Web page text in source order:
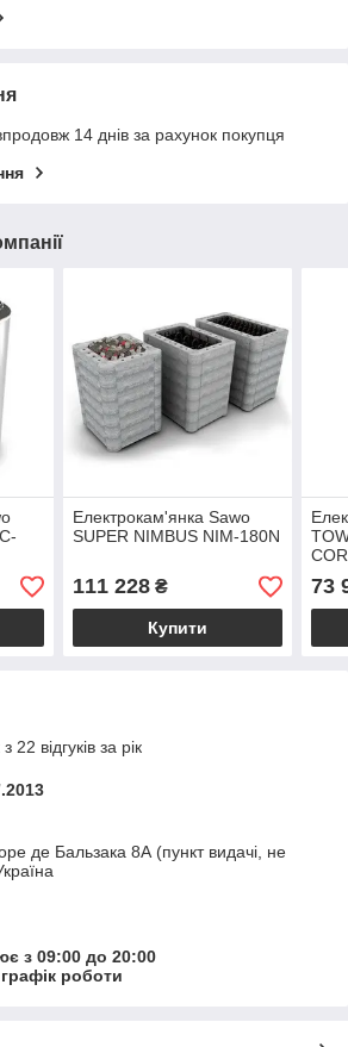
14 днів за рахунок покупця
Електрокам'янка Sawo
SUPER NIMBUS NIM-180N
111 228₴
Купити
73
22 відгуків за рік
де Бальзака 8А (пункт видачі, не
з 09:00 до 20:00
роботи